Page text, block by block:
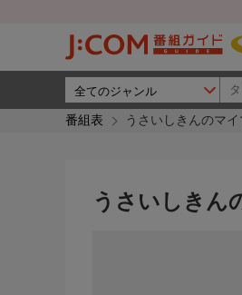
番組表 うさいしきんのマ
うさいしきん